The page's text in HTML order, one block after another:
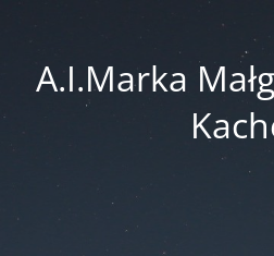
A.I.Marka